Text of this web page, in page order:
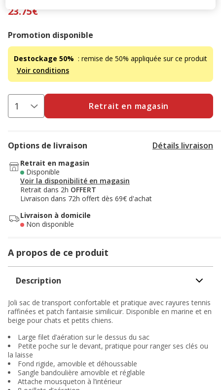
Promotion disponible
Destockage 50% : remise de 50% appliquée sur ce produit
Voir conditions
23.75€
Retrait en magasin
Options de livraison Détails livraison
Retrait en magasin
Disponible
Voir la disponibilité en magasin
Retrait dans 2h OFFERT
Livraison dans 72h offert dès 69€ d'achat
Livraison à domicile
Non disponible
A propos de ce produit
Description
Joli sac de transport confortable et pratique avec rayures tennis
raffinées et patch fantaisie similicuir. Disponible en marine et en
beige pour chats et petits chiens.
Large filet d’aération sur le dessus du sac
Petite poche sur le devant, pratique pour ranger ses clés ou
la laisse
Fond rigide, amovible et déhoussable
Sangle bandoulière amovible et réglable
Attache mousqueton à l’intérieur